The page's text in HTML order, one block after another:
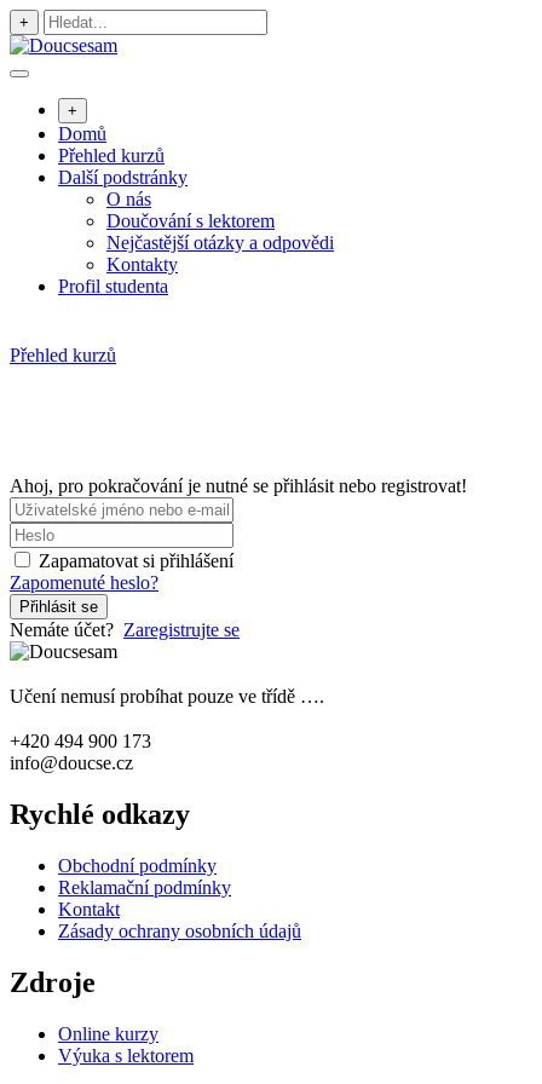
Přejít
k
+
+
Domů
Přehled kurzů
Další podstránky
O nás
Doučování s lektorem
Nejčastější otázky a odpovědi
Kontakty
Profil studenta
Přehled kurzů
Ahoj, pro pokračování je nutné se přihlásit nebo registrovat!
Zapamatovat si přihlášení
Zapomenuté heslo?
Přihlásit se
Nemáte účet? Zaregistrujte se
Učení nemusí probíhat pouze ve třídě ….
+420 494 900 173
info@doucse.cz
Rychlé odkazy
Obchodní podmínky
Reklamační podmínky
Kontakt
Zásady ochrany osobních údajů
Zdroje
Online kurzy
Výuka s lektorem